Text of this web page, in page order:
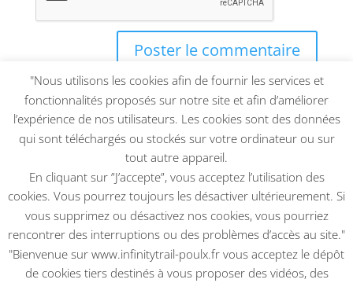
Rechercher
Articles récents
Bonjour tout le monde !
"Nous utilisons les cookies afin de fournir les services et
fonctionnalités proposés sur notre site et afin d’améliorer
l’expérience de nos utilisateurs. Les cookies sont des données
qui sont téléchargés ou stockés sur votre ordinateur ou sur
tout autre appareil.
En cliquant sur ”J’accepte”, vous acceptez l’utilisation des
cookies. Vous pourrez toujours les désactiver ultérieurement. Si
vous supprimez ou désactivez nos cookies, vous pourriez
rencontrer des interruptions ou des problèmes d’accès au site."
"Bienvenue sur www.infinitytrail-poulx.fr vous acceptez le dépôt
de cookies tiers destinés à vous proposer des vidéos, des